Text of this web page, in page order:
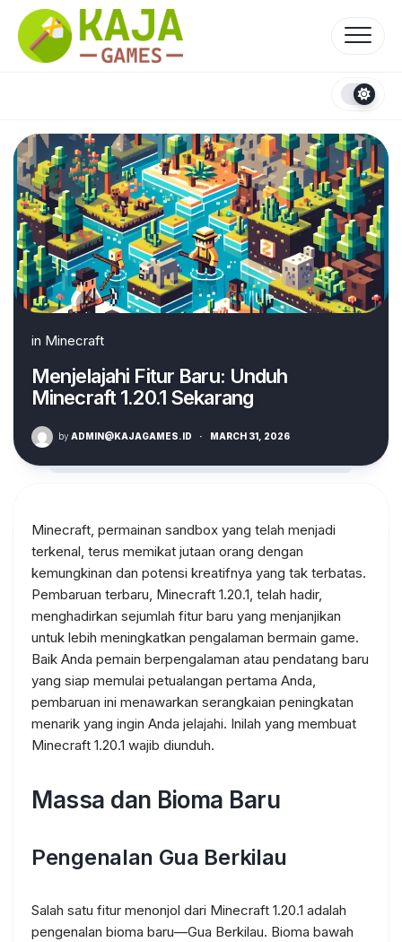
content
in Minecraft
Menjelajahi Fitur Baru: Unduh
Minecraft 1.20.1 Sekarang
by ADMIN@KAJAGAMES.ID · MARCH 31, 2026
Minecraft, permainan sandbox yang telah menjadi
terkenal, terus memikat jutaan orang dengan
kemungkinan dan potensi kreatifnya yang tak terbatas.
Pembaruan terbaru, Minecraft 1.20.1, telah hadir,
menghadirkan sejumlah fitur baru yang menjanjikan
untuk lebih meningkatkan pengalaman bermain game.
Baik Anda pemain berpengalaman atau pendatang baru
yang siap memulai petualangan pertama Anda,
pembaruan ini menawarkan serangkaian peningkatan
menarik yang ingin Anda jelajahi. Inilah yang membuat
Minecraft 1.20.1 wajib diunduh.
Massa dan Bioma Baru
Pengenalan Gua Berkilau
Salah satu fitur menonjol dari Minecraft 1.20.1 adalah
pengenalan bioma baru—Gua Berkilau. Bioma bawah